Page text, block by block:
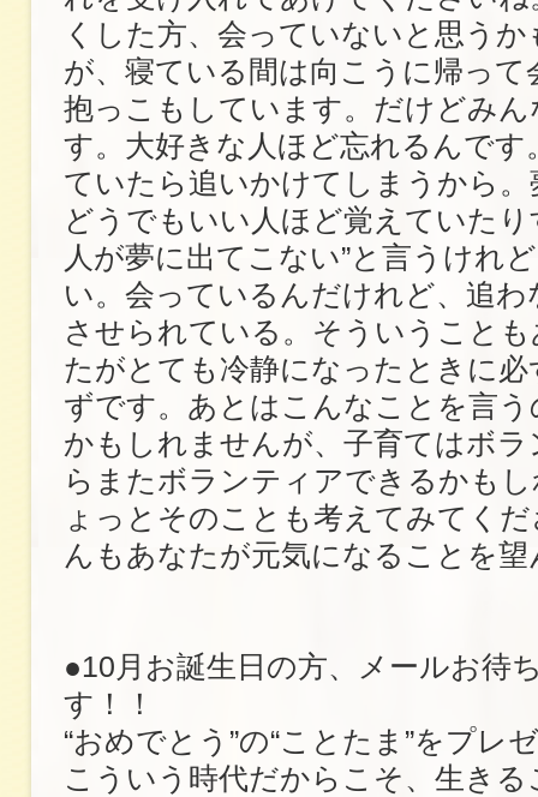
くした方、会っていないと思う
が、寝ている間は向こうに帰って
抱っこもしています。だけどみ
す。大好きな人ほど忘れるんです
ていたら追いかけてしまうから。
どうでもいい人ほど覚えていたり
人が夢に出てこない”と言うけれ
い。会っているんだけれど、追
させられている。そういうこと
たがとても冷静になったときに
ずです。あとはこんなことを言
かもしれませんが、子育てはボ
らまたボランティアできるかも
ょっとそのことも考えてみてく
んもあなたが元気になることを
●10月お誕生日の方、メールお待
す！！
“おめでとう”の“ことたま”をプレ
こういう時代だからこそ、生き